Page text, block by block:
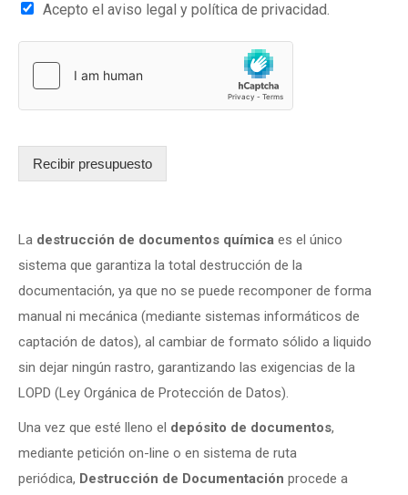
Acepto el aviso legal y política de privacidad.
Recibir presupuesto
La destrucción de documentos química es el único
sistema que garantiza la total destrucción de la
documentación, ya que no se puede recomponer de forma
manual ni mecánica (mediante sistemas informáticos de
captación de datos), al cambiar de formato sólido a liquido
sin dejar ningún rastro, garantizando las exigencias de la
LOPD (Ley Orgánica de Protección de Datos).
Una vez que esté lleno el depósito de documentos,
mediante petición on-line o en sistema de ruta
periódica, Destrucción de Documentación procede a